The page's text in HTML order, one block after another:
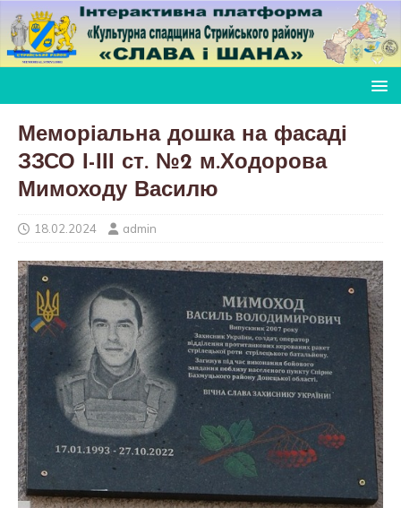
Меморіальна дошка на фасаді
ЗЗСО І-ІІІ ст. №2 м.Ходорова
Мимоходу Василю
18.02.2024 admin